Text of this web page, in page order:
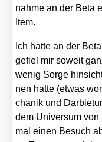
nah­me an der Beta
Item.
Ich hat­te an der
gefiel mir soweit
wenig Sor­ge
nen hat­te (etwas
cha­nik und
dem Uni­ver­sum
mal einen Besuch